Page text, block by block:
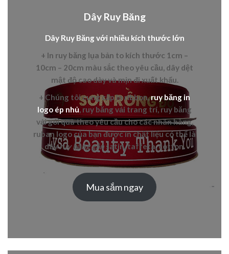
Dây Ruy Băng
Dây Ruy Băng với nhiều kích thước lớn
+ In ruy băng lụa bản to kích thước 1cm –
10cm – 20cm màu sắc theo yêu cầu, dây dệt
mật độ cao dày và mịn đi xuất khẩu.
+ Chúng tôi cung cấp inribbon,ruy băng in
logo ép nhủ, ruy băng vải trang trí, ruy băng
vải gói quà theo yêu cầu cho các nhãn hàng,
ruban logo của bạn được in chất liệu có thể là
dâyruy băng gânsatin, taffeta, cotton.
Mua sắm ngay